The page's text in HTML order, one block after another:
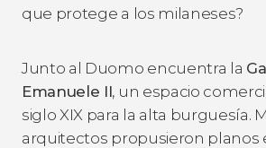
que protege a los milaneses?
Junto al Duomo encuentra la
Emanuele II, un espacio
siglo XIX para la alta burguesía.
arquitectos propusieron planos